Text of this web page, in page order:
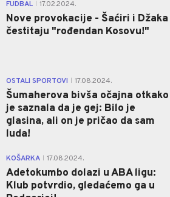
FUDBAL 17.02.2024.
Nove provokacije - Šaćiri i Džaka
čestitaju "rođendan Kosovu!"
OSTALI SPORTOVI 17.08.2024.
Šumaherova bivša očajna otkako
je saznala da je gej: Bilo je
glasina, ali on je pričao da sam
luda!
KOŠARKA 17.08.2024.
Adetokumbo dolazi u ABA ligu:
Klub potvrdio, gledaćemo ga u